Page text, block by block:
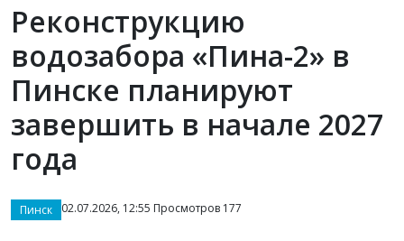
Реконструкцию
водозабора «Пина-2» в
Пинске планируют
завершить в начале 2027
года
Пинск 02.07.2026, 12:55 Просмотров 177